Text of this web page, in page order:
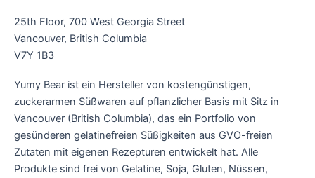
25th Floor, 700 West Georgia Street
Vancouver, British Columbia
V7Y 1B3
Yumy Bear ist ein Hersteller von kostengünstigen,
zuckerarmen Süßwaren auf pflanzlicher Basis mit Sitz in
Vancouver (British Columbia), das ein Portfolio von
gesünderen gelatinefreien Süßigkeiten aus GVO-freien
Zutaten mit eigenen Rezepturen entwickelt hat. Alle
Produkte sind frei von Gelatine, Soja, Gluten, Nüssen,